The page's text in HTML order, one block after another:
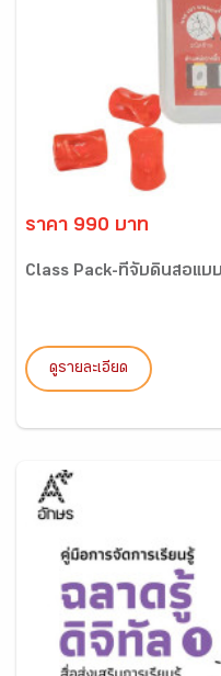
ราคา 990 บาท
Class Pack-ที่จับดินสอแบ
ดูรายละเอียด